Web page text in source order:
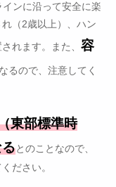
ンに沿って安全に楽
（2歳以上）、ハン
れます。また、 容
るので、注意してく
東部標準時
とのことなので、
ださい。